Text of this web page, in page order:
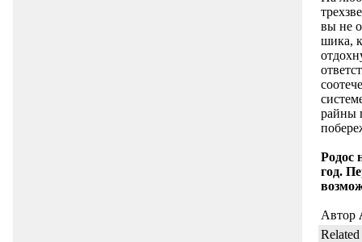
вы не
шика,
райны
Родос
год.
Автор